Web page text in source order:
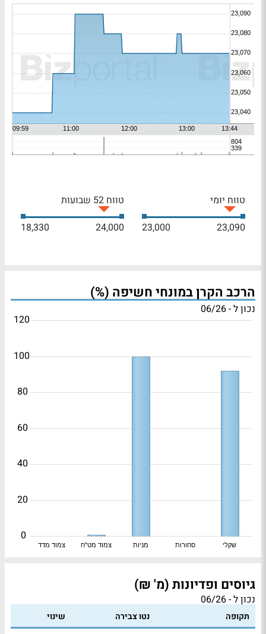
טווח יומי
23,090
23,000
טווח 52 שבועות
24,000
18,330
הרכב הקרן במונחי חשיפה (%)
נכון ל - 06/26
צמוד מדד צמוד מט"ח מניות סחורות שקלי
0
20
40
60
80
100
120
גיוסים ופדיונות (מ' ₪)
נכון ל - 06/26
תקופה נטו צבירה
שינוי